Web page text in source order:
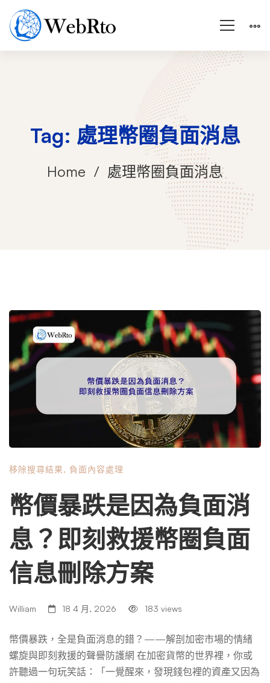
Tag: 處理幣圈負面消息
Home 處理幣圈負面消息
移除搜尋結果, 負面內容處理
幣價暴跌是因為負面消
息？即刻救援幣圈負面
信息刪除方案
William 18 4 月, 2026 183 views
幣價暴跌，全是負面消息的錯？——解剖加密市場的情緒
螺旋與即刻救援的聲譽防護網 在加密貨幣的世界裡，你或
許聽過一句玩笑話：「一覺醒來，發現錢包裡的資產又因為